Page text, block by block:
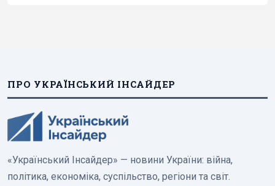
ПРО УКРАЇНСЬКИЙ ІНСАЙДЕР
«Український Інсайдер» — новини України: війна,
політика, економіка, суспільство, регіони та світ.